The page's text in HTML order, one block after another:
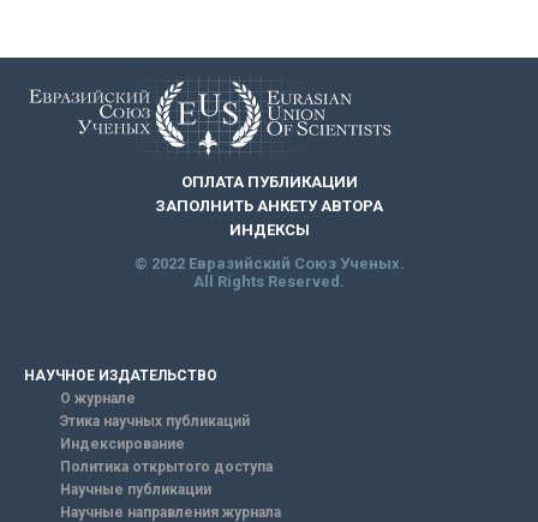
ОПЛАТА ПУБЛИКАЦИИ
ЗАПОЛНИТЬ АНКЕТУ АВТОРА
ИНДЕКСЫ
© 2022 Евразийский Союз Ученых.
All Rights Reserved.
НАУЧНОЕ ИЗДАТЕЛЬСТВО
О журнале
Этика научных публикаций
Индексирование
Политика открытого доступа
Научные публикации
Научные направления журнала